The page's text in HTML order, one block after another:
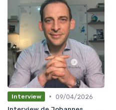
Interview • 09/04/2026